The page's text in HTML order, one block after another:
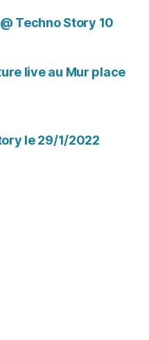
Techno Story 10
live au Mur place
le 29/1/2022